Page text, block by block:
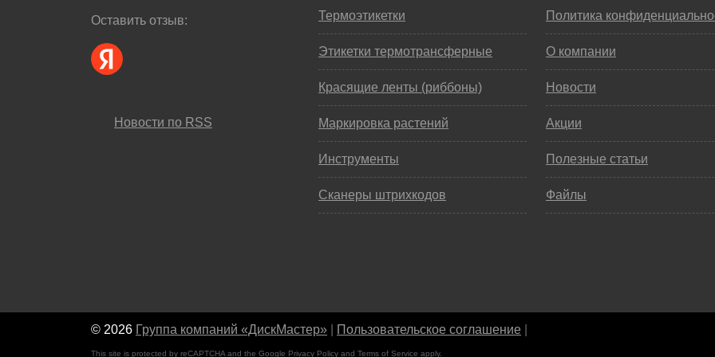
Оставить отзыв:
Новости по RSS
Термоэтикетки
Этикетки термотрансферные
Красящие ленты (риббоны)
Маркировка растений
Инструменты
Сканеры штрихкодов
Политика
О компании
Новости
Акции
Полезные статьи
Файлы
© 2026 Группа компаний «ДискМастер» Пользовательское соглашение
This site is protected by reCAPTCHA and the Google Privacy Policy and Terms of Service apply.